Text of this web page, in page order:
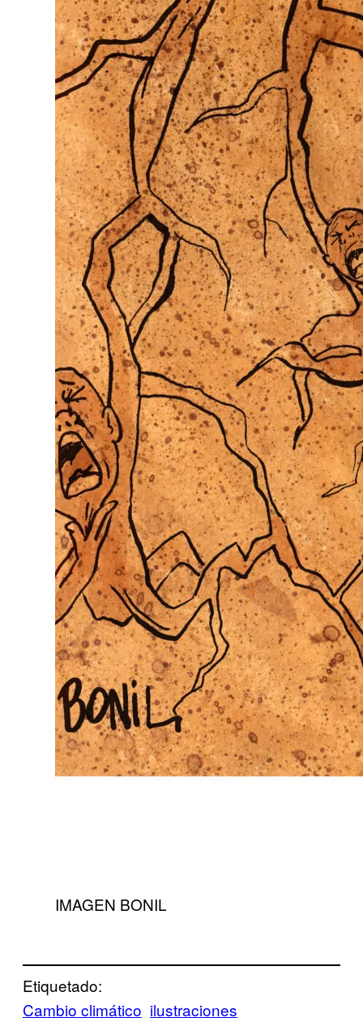
IMAGEN BONIL
Etiquetado:
Cambio climático ilustraciones